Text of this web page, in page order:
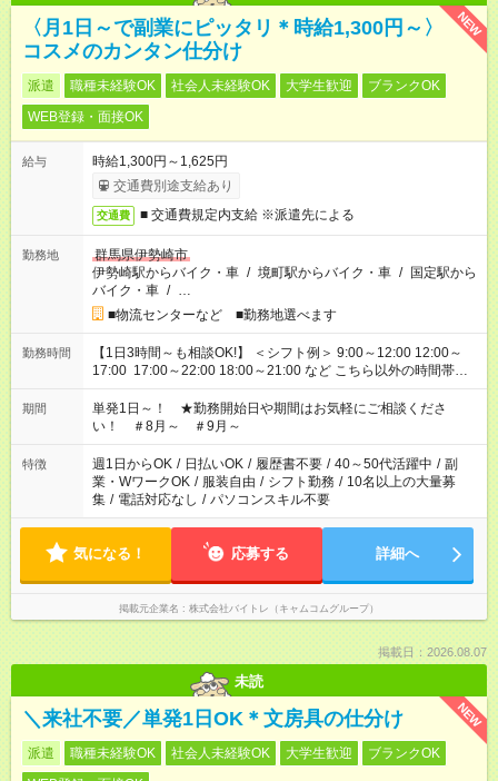
NEW
〈月1日～で副業にピッタリ＊時給1,300円～〉
コスメのカンタン仕分け
派遣 職種未経験OK 社会人未経験OK 大学生歓迎
ブランクOK
WEB登録・面接OK
給与
時給1,300円～1,625円
交通費別途支給あり
交通費 ■ 交通費規定内支給 ※派遣先による
勤務地
群馬県伊勢崎市
伊勢崎駅からバイク・車 / 境町駅からバイク・車 / 国定駅から
バイク・車 / …
■物流センターなど ■勤務地選べます
勤務時間
【1日3時間～も相談OK!】 ＜シフト例＞ 9:00～12:00 12:00～
17:00 17:00～22:00 18:00～21:00 など こちら以外の時間帯も
お気軽にご相談ください！
期間
単発1日～！ ★勤務開始日や期間はお気軽にご相談くださ
い！ ＃8月～ ＃9月～
特徴 週1日からOK / 日払いOK / 履歴書不要 / 40～50代活躍中 / 副
業・WワークOK / 服装自由 / シフト勤務 / 10名以上の大量募
集 / 電話対応なし / パソコンスキル不要
気になる！ 応募する 詳細へ
掲載元企業名 株式会社バイトレ（キャムコムグループ）
掲載日：2026.08.07
未読
NEW
＼来社不要／単発1日OK＊文房具の仕分け
派遣 職種未経験OK 社会人未経験OK 大学生歓迎
ブランクOK